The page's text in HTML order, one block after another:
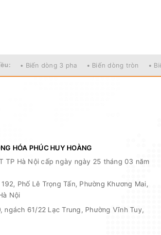
• Biến dòng 3 pha • Biến dòng tròn •
HÓA PHÚC HUY HOÀNG
TP Hà Nội cấp ngày ngày 25 tháng 03 năm
Phố Lê Trọng Tấn, Phường Khương Mai,
Nội
ngách 61/22 Lạc Trung, Phường Vĩnh Tuy,